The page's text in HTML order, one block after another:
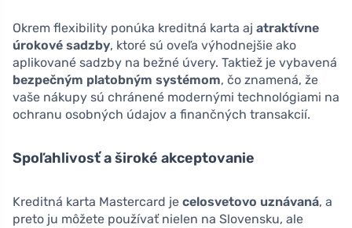
Okrem flexibility ponúka kreditná karta aj atraktívne
úrokové sadzby, ktoré sú oveľa výhodnejšie ako
aplikované sadzby na bežné úvery. Taktiež je vybavená
bezpečným platobným systémom, čo znamená, že
vaše nákupy sú chránené modernými technológiami na
ochranu osobných údajov a finančných transakcií.
Spoľahlivosť a široké akceptovanie
Kreditná karta Mastercard je celosvetovo uznávaná, a
preto ju môžete používať nielen na Slovensku, ale